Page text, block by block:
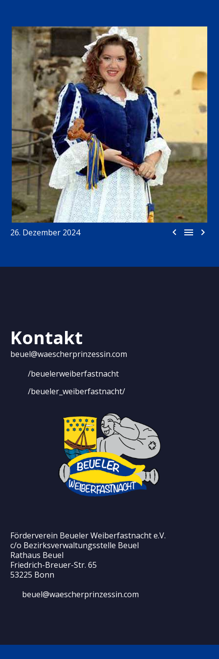
  
26. Dezember 2024
Kontakt
beuel@waescherprinzessin.com
/beuelerweiberfastnacht
/beueler_weiberfastnacht/
Förderverein Beueler Weiberfastnacht e.V.
c/o Bezirksverwaltungsstelle Beuel
Rathaus Beuel
Friedrich-Breuer-Str. 65
53225 Bonn
beuel@waescherprinzessin.com